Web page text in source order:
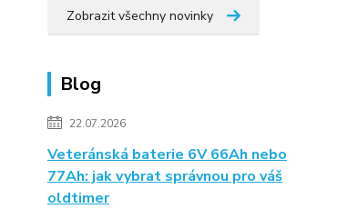
Zobrazit všechny novinky
Blog
22.07.2026
Veteránská baterie 6V 66Ah nebo
77Ah: jak vybrat správnou pro váš
oldtimer